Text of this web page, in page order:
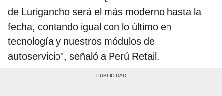
de Lurigancho será el más moderno hasta la
fecha, contando igual con lo último en
tecnología y nuestros módulos de
autoservicio", señaló a Perú Retail.